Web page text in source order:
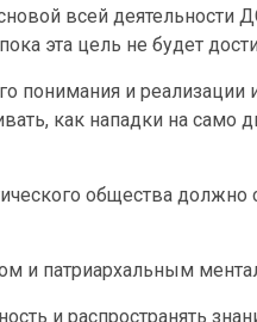
всей деятельности
эта цель не будет
понимания и реализации
как нападки на само
общества должно
и патриархальным
и распространять